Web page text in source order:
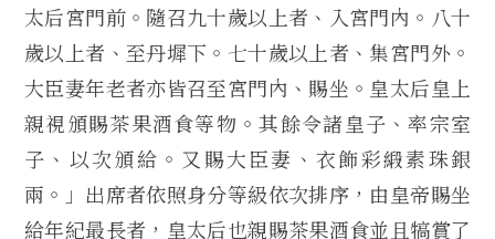
太后宮門前。隨召九十歲以上者、入宮門內。八十
歲以上者、至丹墀下。七十歲以上者、集宮門外。
大臣妻年老者亦皆召至宮門內、賜坐。皇太后皇上
親視頒賜茶果酒食等物。其餘令諸皇子、率宗室
子、以次頒給。又賜大臣妻、衣飾彩緞素珠銀
兩。」出席者依照身分等級依次排序，由皇帝賜坐
給年紀最長者，皇太后也親賜茶果酒食並且犒賞了